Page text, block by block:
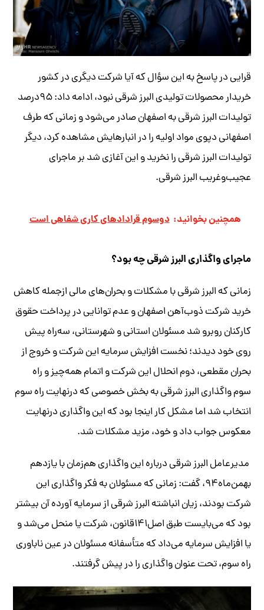
قرایی در پاسخ به این سؤال که آیا شرکت دیگری در کشور
خریدار محصولات تولیدی البرز شرقی نبود، ادامه داد: ۹۵درصد
تولیدات البرز شرقی به اصفهان صادر می‌شود و زمانی که طرف
اصفهانی دپوی مواد اولیه را در انبارهایش مشاهده کرد، دیگر
تولیدات البرز شرقی را نخرید و این آغازی شد بر ماجرای
عجیب‌وغریب البرز شرقی.
همچنین بخوانید: دوسوم قرادادهای کاری شفاهی است
ماجرای واگذاری البرز شرقی چه بود؟
زمانی که البرز شرقی با مشکلات و بحران‌های مالی ازجمله کاهش
خرید شرکت ذوب‌آهن اصفهان و عدم توانایی در پرداخت حقوق
کارکنان روبرو شد مسئولان استانی و شهرستانی، سه‌راه پیش
روی خود دیدند؛ نخست افزایش سرمایه این شرکت و خروج از
بحران مقطعی، دوم انحلال این شرکت و اتمام همه‌چیز و راه
سوم واگذاری البرز شرقی به بخش خصوصی که درنهایت راه سوم
انتخاب شد اما مشکل کار اینجا بود که این واگذاری درنهایت
معکوس جواب داد و خود، مزید مشکلات شد.
مدیرعامل البرز شرقی درباره این واگذاری هم‌زمان با یازدهم
بهمن‌ماه۹۴، گفت: زمانی که مسئولان به فکر واگذاری این
شرکت بودند، زیان انباشته البرز شرقی از سرمایه آورده آن بیشتر
بود که می‌بایست طبق اصل۱۴۱قانون، شرکت یا منحل می‌شد و
یا افزایش سرمایه می‌داد که متأسفانه مسئولان در عین ناباوری
راه سوم، تحت عنوان واگذاری را در پیش گرفتند.